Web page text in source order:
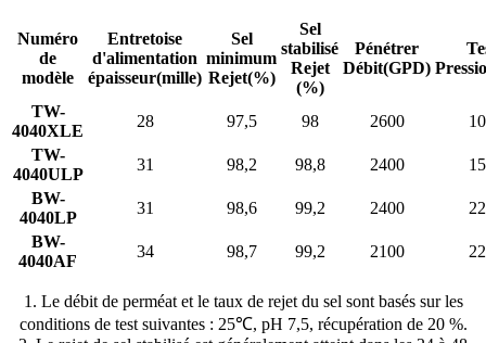
Numéro
de
modèle
Entretoise
d'alimentation
épaisseur(mille)
Sel
minimum
Rejet(%)
Sel
stabilisé
Rejet
(%)
Pénétrer
Débit(GPD)
TW-
4040XLE
28 97,5 98 2600
TW-
4040ULP
31 98,2 98,8 2400
BW-
4040LP
31 98,6 99,2 2400
BW-
4040AF
34 98,7 99,2 2100
1. Le débit de perméat et le taux de rejet du sel sont basés sur les
conditions de test suivantes : 25℃, pH 7,5, récupération de 20 %.